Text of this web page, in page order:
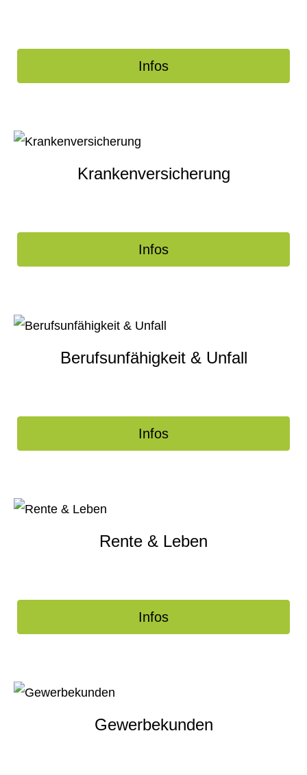
Infos
Kranken­ver­si­che­rung
Infos
Berufs­unfähig­keit & Unfall
Infos
Rente & Leben
Infos
Gewerbekunden